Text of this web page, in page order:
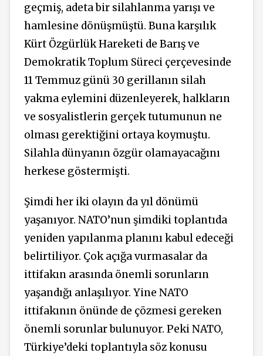
geçmiş, adeta bir silahlanma yarışı ve
hamlesine dönüşmüştü. Buna karşılık
Kürt Özgürlük Hareketi de Barış ve
Demokratik Toplum Süreci çerçevesinde
11 Temmuz günü 30 gerillanın silah
yakma eylemini düzenleyerek, halkların
ve sosyalistlerin gerçek tutumunun ne
olması gerektiğini ortaya koymuştu.
Silahla dünyanın özgür olamayacağını
herkese göstermişti.
Şimdi her iki olayın da yıl dönümü
yaşanıyor. NATO’nun şimdiki toplantıda
yeniden yapılanma planını kabul edeceği
belirtiliyor. Çok açığa vurmasalar da
ittifakın arasında önemli sorunların
yaşandığı anlaşılıyor. Yine NATO
ittifakının önünde de çözmesi gereken
önemli sorunlar bulunuyor. Peki NATO,
Türkiye’deki toplantıyla söz konusu